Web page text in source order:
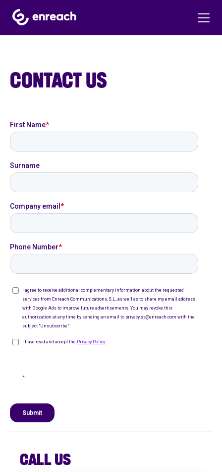
CONTACT US
CALL US